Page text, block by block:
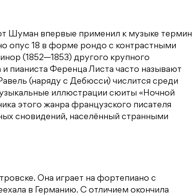
Шуман впервые применил к музыке термин
опус 18 в форме рондо с контрастными
(1852—1853) другого крупного
пианиста Ференца Листа часто называют
(наряду с Дебюсси) числится среди
иллюстрации сюиты «Ночной
этого жанра французского писателя
сновидений, населённый странными
Она играет на фортепиано с
в Германию. С отличием окончила